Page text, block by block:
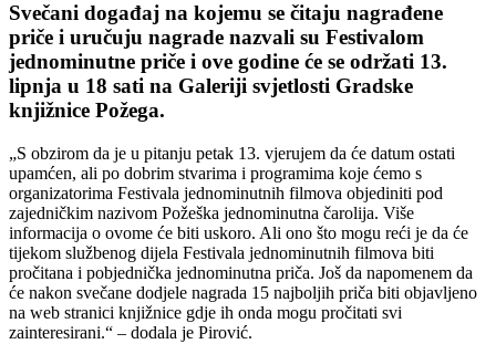
Svečani događaj na kojemu se čitaju nagrađene
priče i uručuju nagrade nazvali su Festivalom
jednominutne priče i ove godine će se održati 13.
lipnja u 18 sati na Galeriji svjetlosti Gradske
knjižnice Požega.
„S obzirom da je u pitanju petak 13. vjerujem da će datum ostati
upamćen, ali po dobrim stvarima i programima koje ćemo s
organizatorima Festivala jednominutnih filmova objediniti pod
zajedničkim nazivom Požeška jednominutna čarolija. Više
informacija o ovome će biti uskoro. Ali ono što mogu reći je da će
tijekom službenog dijela Festivala jednominutnih filmova biti
pročitana i pobjednička jednominutna priča. Još da napomenem da
će nakon svečane dodjele nagrada 15 najboljih priča biti objavljeno
na web stranici knjižnice gdje ih onda mogu pročitati svi
zainteresirani.“ – dodala je Pirović.